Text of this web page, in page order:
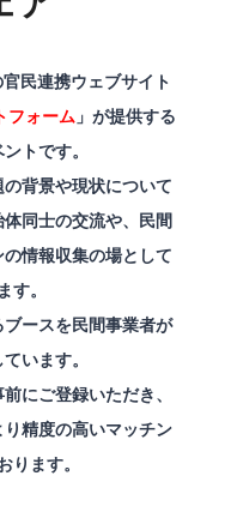
民連携ウェブサイト
フォーム 」が提供する
トです。
背景や現状について
体同士の交流や、民間
情報収集の場として
す。
ースを民間事業者が
います。
にご登録いただき、
精度の高いマッチン
ります。